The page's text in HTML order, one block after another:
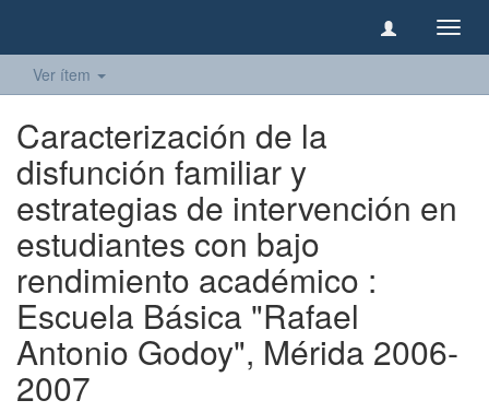
Ver ítem
Caracterización de la
disfunción familiar y
estrategias de intervención en
estudiantes con bajo
rendimiento académico :
Escuela Básica "Rafael
Antonio Godoy", Mérida 2006-
2007